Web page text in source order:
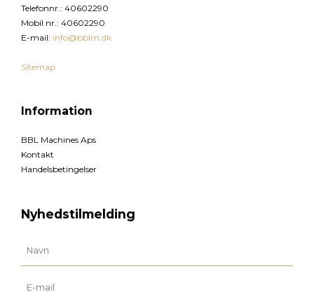
Telefonnr.: 40602290
Mobil nr.: 40602290
E-mail: info@bblm.dk
Sitemap
Information
BBL Machines Aps
Kontakt
Handelsbetingelser
Nyhedstilmelding